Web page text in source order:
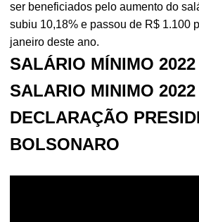
ser beneficiados pelo aumento do
subiu 10,18% e passou de R$ 1.100
janeiro deste ano.
SALÁRIO MÍNIMO
SALARIO MINIMO
DECLARAÇÃO
BOLSONARO